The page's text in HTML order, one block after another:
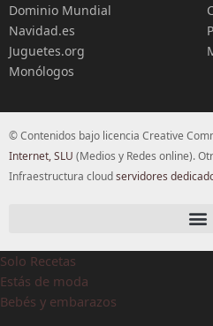
Dominio Mundial
Navidad.es
Juguetes.org
Monólogos
© Contenidos bajo licencia Creative
Internet, SLU (Medios y Redes online).
Infraestructura cloudservidores
Solo Recetas
Estás de moda
Bebés y embarazos